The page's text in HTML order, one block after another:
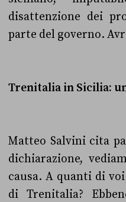
disattenzione dei
parte del governo.
Trenitalia in Sicilia:
Matteo Salvini cita
dichiarazione,
causa. A quanti di
di Trenitalia?